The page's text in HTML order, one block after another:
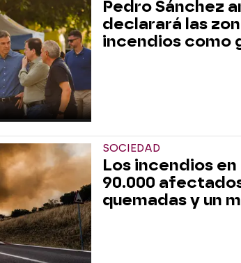
Pedro Sánchez
declarará las
incendios como
SOCIEDAD
Los incendios
90.000
quemadas y un